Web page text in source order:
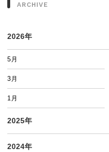
ARCHIVE
2026年
5月
3月
1月
2025年
2024年